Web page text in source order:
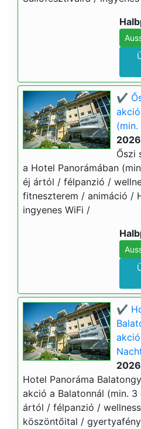
✔️
Őszi
a Hotel Panorámában
éj ártól / félpanzió /
fitneszterem / animáció /
ingyenes WiFi /
✔️
Hotel Panoráma
akció a Balatonnál (min.
ártól / félpanzió /
köszöntőital /